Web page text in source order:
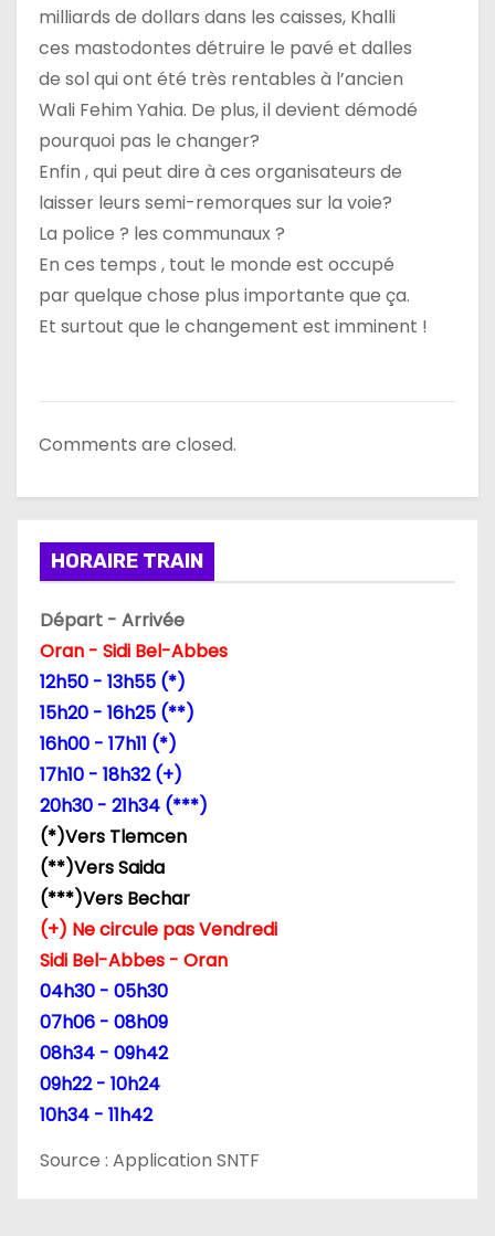
milliards de dollars dans les caisses, Khalli
ces mastodontes détruire le pavé et dalles
de sol qui ont été très rentables à l’ancien
Wali Fehim Yahia. De plus, il devient démodé
pourquoi pas le changer?
Enfin , qui peut dire à ces organisateurs de
laisser leurs semi-remorques sur la voie?
La police ? les communaux ?
En ces temps , tout le monde est occupé
par quelque chose plus importante que ça.
Et surtout que le changement est imminent !
Comments are closed.
HORAIRE TRAIN
Départ - Arrivée
Oran - Sidi Bel-Abbes
12h50 - 13h55 (*)
15h20 - 16h25 (**)
16h00 - 17h11 (*)
17h10 - 18h32 (+)
20h30 - 21h34 (***)
(*)Vers Tlemcen
(**)Vers Saida
(***)Vers Bechar
(+) Ne circule pas Vendredi
Sidi Bel-Abbes - Oran
04h30 - 05h30
07h06 - 08h09
08h34 - 09h42
09h22 - 10h24
10h34 - 11h42
Source : Application SNTF